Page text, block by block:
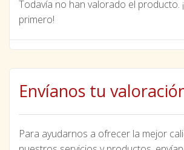
Todavía no han valorado el producto.
primero!
Envíanos tu
Para ayudarnos a ofrecer la mejor